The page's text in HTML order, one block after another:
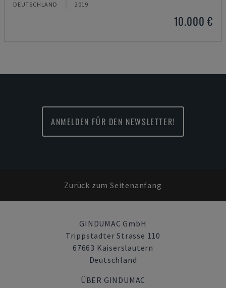
DEUTSCHLAND 2019
10.000 €
ANMELDEN FÜR DEN NEWSLETTER!
Zurück zum Seitenanfang
GINDUMAC GmbH
Trippstadter Strasse 110
67663 Kaiserslautern
Deutschland
ÜBER GINDUMAC